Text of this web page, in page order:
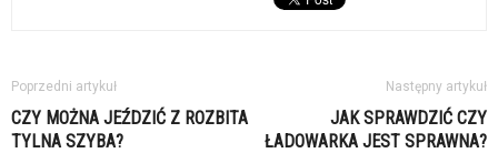
Poprzedni artykuł
CZY MOŻNA JEŹDZIĆ Z ROZBITA
TYLNA SZYBA?
Następny artykuł
JAK SPRAWDZIĆ CZY
ŁADOWARKA JEST SPRAWNA?